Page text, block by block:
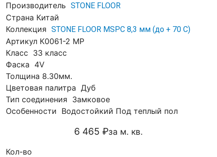
Производитель STONE FLOOR
Страна Китай
Коллекция STONE FLOOR MSPC 8,3 мм (до + 70 С)
Артикул К0061-2 MP
Класс 33 класс
Фаска 4V
Толщина 8.30мм.
Цветовая палитра Дуб
Тип соединения Замковое
Особенности Водостойкий Под теплый пол
6 465 ₽за м. кв.
Кол-во